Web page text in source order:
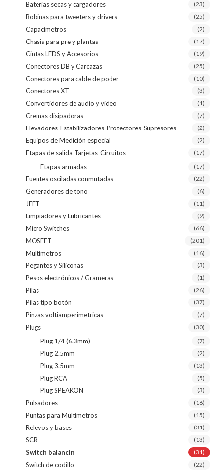
Baterías secas y cargadores (23)
Bobinas para tweeters y drivers (25)
Capacímetros (2)
Chasis para pre y plantas (17)
Cintas LEDS y Accesorios (19)
Conectores DB y Carcazas (25)
Conectores para cable de poder (10)
Conectores XT (3)
Convertidores de audio y video (1)
Cremas disipadoras (7)
Elevadores-Estabilizadores-Protectores-Supresores (2)
Equipos de Medición especial (2)
Etapas de salida-Tarjetas-Circuitos (17)
Etapas armadas (17)
Fuentes osciladas conmutadas (22)
Generadores de tono (6)
JFET (11)
Limpiadores y Lubricantes (9)
Micro Switches (66)
MOSFET (201)
Multímetros (16)
Pegantes y Siliconas (3)
Pesos electrónicos / Grameras (1)
Pilas (26)
Pilas tipo botón (37)
Pinzas voltiamperimetricas (7)
Plugs (30)
Plug 1/4 (6.3mm) (7)
Plug 2.5mm (2)
Plug 3.5mm (13)
Plug RCA (5)
Plug SPEAKON (3)
Pulsadores (16)
Puntas para Multímetros (15)
Relevos y bases (31)
SCR (13)
Switch balancin (31)
Switch de codillo (22)